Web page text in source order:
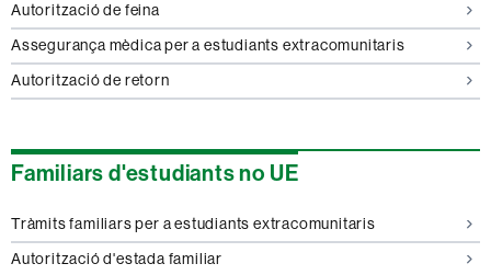
Autorització de feina
Assegurança mèdica per a estudiants extracomunitaris
Autorització de retorn
Familiars d'estudiants no UE
Tràmits familiars per a estudiants extracomunitaris
Autorització d'estada familiar